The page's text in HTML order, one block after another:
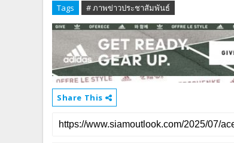
Tags # ภาพข่าวประชาสัมพันธ์
Share This